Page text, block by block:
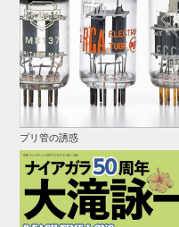
プリ管の誘惑